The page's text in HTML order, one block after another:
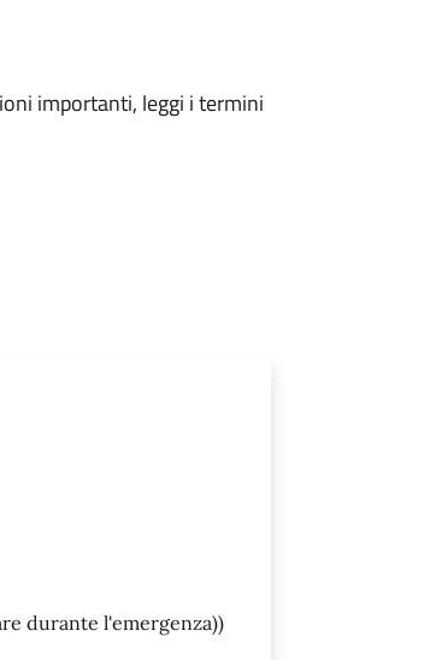
importanti, leggi i termini
durante l'emergenza))